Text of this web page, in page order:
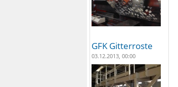
GFK Gitterroste
03.12.2013, 00:00